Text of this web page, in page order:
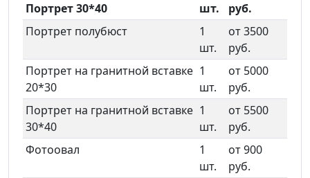
Портрет 30*40
шт.
руб.
Портрет полубюст
1
шт.
от 3500
руб.
Портрет на гранитной вставке
20*30
1
шт.
от 5000
руб.
Портрет на гранитной вставке
30*40
1
шт.
от 5500
руб.
Фотоовал
1
шт.
от 900
руб.